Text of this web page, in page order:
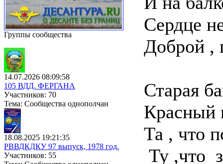
Группы сообщества
14.07.2026 08:09:58
105 ВДД. ФЕРГАНА
Участников: 70
Тема: Сообщества однополчан
18.08.2025 19:21:35
РВВДКДКУ 97 выпуск, 1978 год.
Участников: 55
Сердце
Доброй ,
Старая
Красный
Та , что
Ту ,что